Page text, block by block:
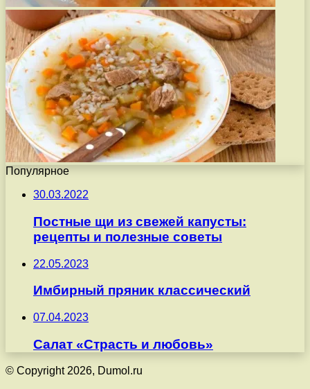
Популярное
30.03.2022
Постные щи из свежей капусты:
рецепты и полезные советы
22.05.2023
Имбирный пряник классический
07.04.2023
Салат «Страсть и любовь»
© Copyright 2026, Dumol.ru